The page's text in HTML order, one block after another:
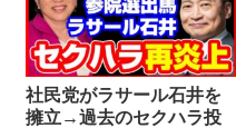
社民党がラサール石井を
擁立→過去のセクハラ投